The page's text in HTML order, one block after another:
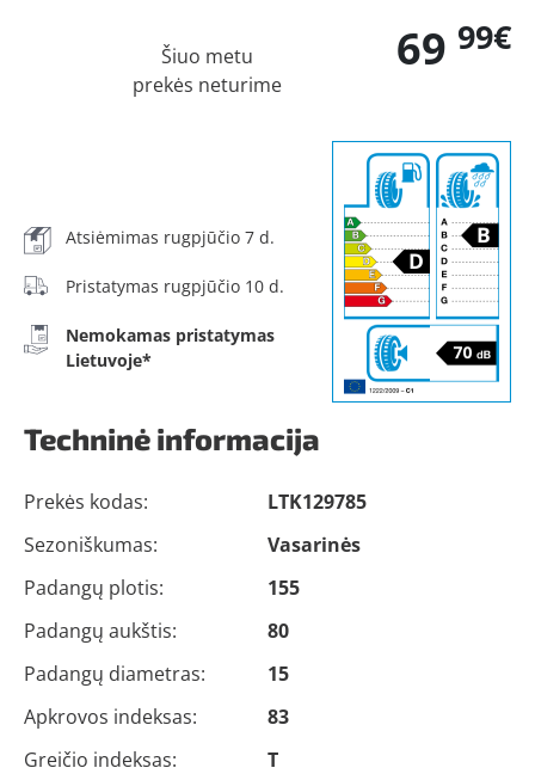
69 99€
Šiuo metu
prekės neturime
Atsiėmimas rugpjūčio 7 d.
Pristatymas rugpjūčio 10 d.
Nemokamas pristatymas
Lietuvoje*
Techninė informacija
Prekės kodas:
LTK129785
Sezoniškumas:
Vasarinės
Padangų plotis:
155
Padangų aukštis:
80
Padangų diametras:
15
Apkrovos indeksas:
83
Greičio indeksas:
T